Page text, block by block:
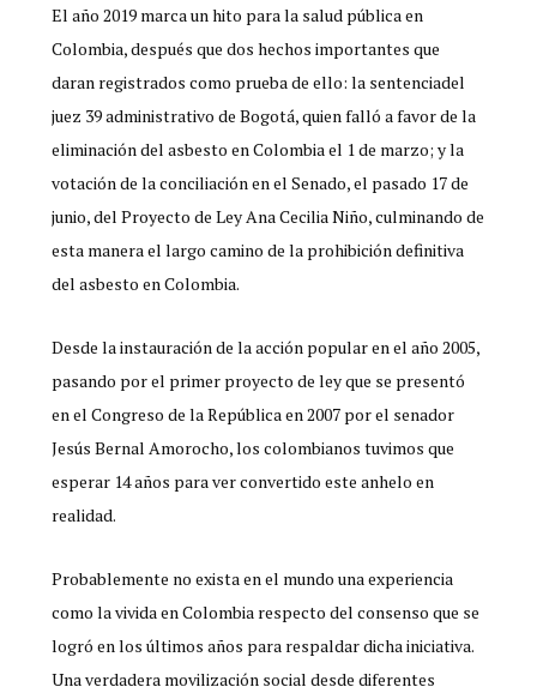
El año 2019 marca un hito para la salud pública en
Colombia, después que dos hechos importantes que
daran registrados como prueba de ello: la sentenciadel
juez 39 administrativo de Bogotá, quien falló a favor de la
eliminación del asbesto en Colombia el 1 de marzo; y la
votación de la conciliación en el Senado, el pasado 17 de
junio, del Proyecto de Ley Ana Cecilia Niño, culminando de
esta manera el largo camino de la prohibición definitiva
del asbesto en Colombia.
Desde la instauración de la acción popular en el año 2005,
pasando por el primer proyecto de ley que se presentó
en el Congreso de la República en 2007 por el senador
Jesús Bernal Amorocho, los colombianos tuvimos que
esperar 14 años para ver convertido este anhelo en
realidad.
Probablemente no exista en el mundo una experiencia
como la vivida en Colombia respecto del consenso que se
logró en los últimos años para respaldar dicha iniciativa.
Una verdadera movilización social desde diferentes